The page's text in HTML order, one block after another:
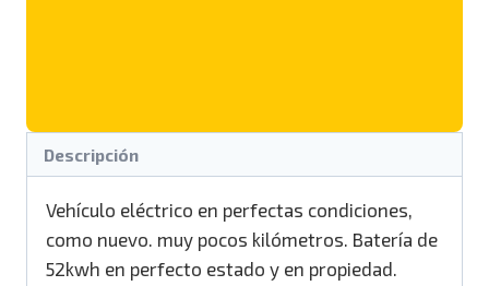
Descripción
Vehículo eléctrico en perfectas condiciones,
como nuevo. muy pocos kilómetros. Batería de
52kwh en perfecto estado y en propiedad.